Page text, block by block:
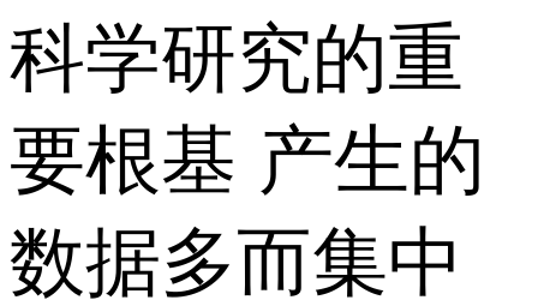
科学研究的重
要根基 产生的
数据多而集中